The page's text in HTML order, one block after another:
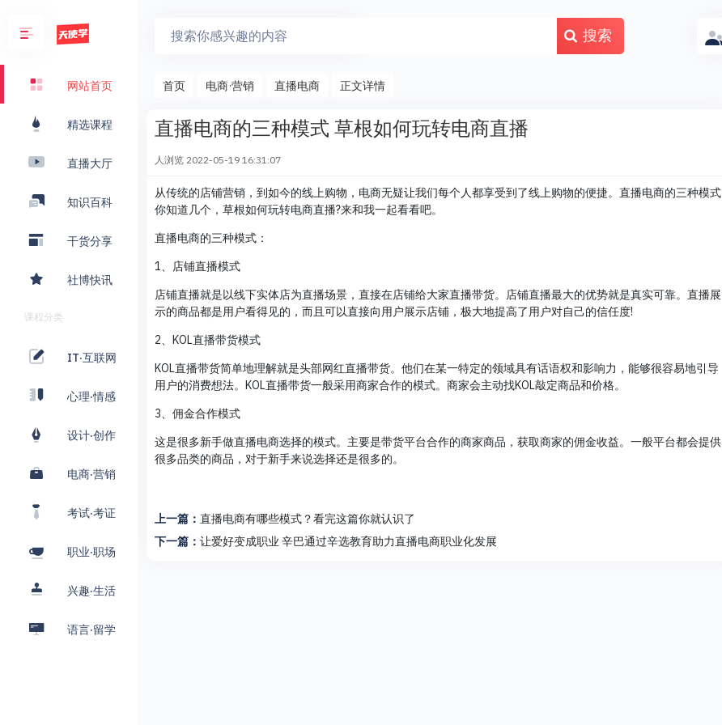
搜索
网站首页
精选课程
直播大厅
知识百科
干货分享
社博快讯
课程分类
IT·互联网
心理·情感
设计·创作
电商·营销
考试·考证
职业·职场
兴趣·生活
语言·留学
首页 电商·营销 直播电商 正文详情
直播电商的三种模式 草根如何玩转电商直播
人浏览 2022-05-19 16:31:07
从传统的店铺营销，到如今的线上购物，电商无疑让我们每个人都享受到了线上购物的便捷。直播电商的三种模式
你知道几个，草根如何玩转电商直播?来和我一起看看吧。
直播电商的三种模式：
1、店铺直播模式
店铺直播就是以线下实体店为直播场景，直接在店铺给大家直播带货。店铺直播最大的优势就是真实可靠。直播展
示的商品都是用户看得见的，而且可以直接向用户展示店铺，极大地提高了用户对自己的信任度!
2、KOL直播带货模式
KOL直播带货简单地理解就是头部网红直播带货。他们在某一特定的领域具有话语权和影响力，能够很容易地引导
用户的消费想法。KOL直播带货一般采用商家合作的模式。商家会主动找KOL敲定商品和价格。
3、佣金合作模式
这是很多新手做直播电商选择的模式。主要是带货平台合作的商家商品，获取商家的佣金收益。一般平台都会提供
很多品类的商品，对于新手来说选择还是很多的。
上一篇： 直播电商有哪些模式？看完这篇你就认识了
下一篇： 让爱好变成职业 辛巴通过辛选教育助力直播电商职业化发展